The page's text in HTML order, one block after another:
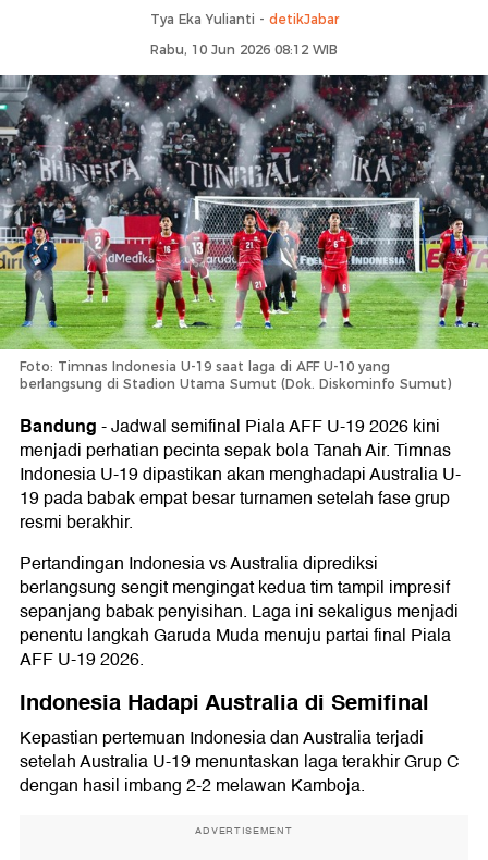
Tya Eka Yulianti - detikJabar
Rabu, 10 Jun 2026 08:12 WIB
Foto: Timnas Indonesia U-19 saat laga di AFF U-10 yang
berlangsung di Stadion Utama Sumut (Dok. Diskominfo Sumut)
Bandung-Jadwal semifinal Piala AFF U-19 2026 kini
menjadi perhatian pecinta sepak bola Tanah Air. Timnas
Indonesia U-19 dipastikan akan menghadapi Australia U-
19 pada babak empat besar turnamen setelah fase grup
resmi berakhir.
Pertandingan Indonesia vs Australia diprediksi
berlangsung sengit mengingat kedua tim tampil impresif
sepanjang babak penyisihan. Laga ini sekaligus menjadi
penentu langkah Garuda Muda menuju partai final Piala
AFF U-19 2026.
Indonesia Hadapi Australia di Semifinal
Kepastian pertemuan Indonesia dan Australia terjadi
setelah Australia U-19 menuntaskan laga terakhir Grup C
dengan hasil imbang 2-2 melawan Kamboja.
ADVERTISEMENT